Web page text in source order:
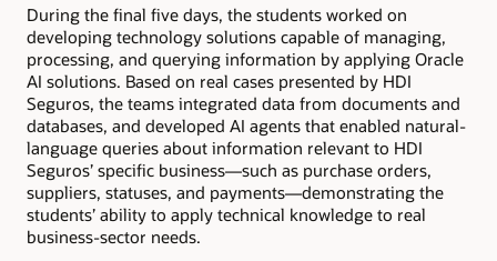
During the final five days, the students worked on
developing technology solutions capable of managing,
processing, and querying information by applying Oracle
AI solutions. Based on real cases presented by HDI
Seguros, the teams integrated data from documents and
databases, and developed AI agents that enabled natural-
language queries about information relevant to HDI
Seguros’ specific business—such as purchase orders,
suppliers, statuses, and payments—demonstrating the
students’ ability to apply technical knowledge to real
business-sector needs.